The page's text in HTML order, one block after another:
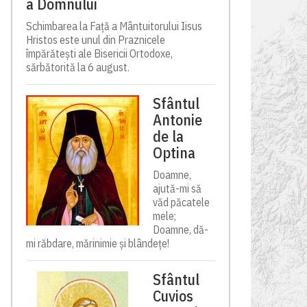
Schimbarea la Față a Mântuitorului Iisus
Hristos este unul din Praznicele
împărătești ale Bisericii Ortodoxe,
sărbătorită la 6 august.
Sfântul
Antonie
de la
Optina
Doamne,
ajută-mi să
văd păcatele
mele;
Doamne, dă-
mi răbdare, mărinimie şi blândeţe!
Sfântul
Cuvios